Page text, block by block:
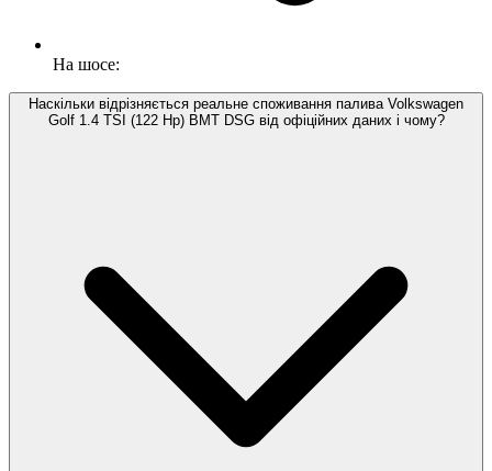
На шосе:
Наскільки відрізняється реальне споживання палива Volkswagen
Golf 1.4 TSI (122 Hp) BMT DSG від офіційних даних і чому?